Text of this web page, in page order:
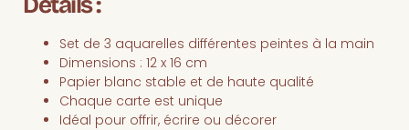
Set de 3 aquarelles différentes peintes à la main
Dimensions : 12 x 16 cm
Papier blanc stable et de haute qualité
Chaque carte est unique
Idéal pour offrir, écrire ou décorer